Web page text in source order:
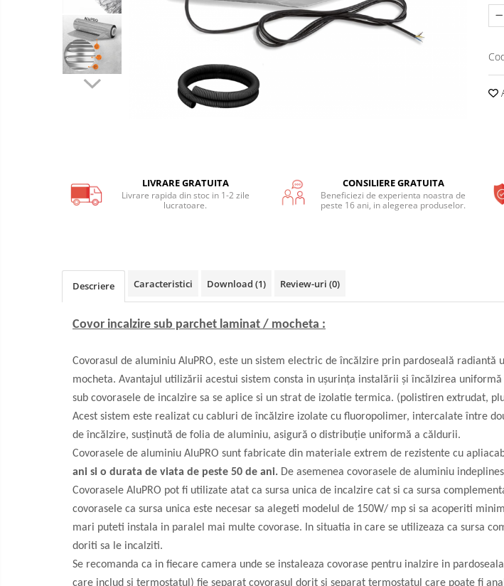
Covoras incalzire in pardoseala
lemn, parchet, mocheta
parchet, mocheta F-Mat 150W/m2
Kituri incalzire electrica in
pardoseala parchet F-Mat
Degivrare exterioara
exterior, alei, rampe 30W/ml
exterior 20W/ml
jgheaburi, burlane, acoperisuri
Degivrare tevi, conducte, kit anti-
LIVRARE GRATUITA
Livrare rapida din stoc in 1-2 zile
lucratoare.
CONSILIERE GRATUITA
Beneficiezi de experienta noastra de
peste 16 ani, in alegerea produselor.
Descriere Caracteristici Download (1) Review-uri (0)
Covor incalzire sub parchet laminat / mocheta :
Covorasul de aluminiu AluPRO, este un sistem electric de încălzire prin pardoseală
mocheta. Avantajul utilizării acestui sistem consta in ușurința instalării și încălzirea
sub covorasele de incalzire sa se aplice si un strat de izolatie termica. (polistiren extrudat,
Acest sistem este realizat cu cabluri de încălzire izolate cu fluoropolimer, intercalate între
de încălzire, susținută de folia de aluminiu, asigură o distribuție uniformă a căldurii.
Covorasele de aluminiu AluPRO sunt fabricate din materiale extrem de rezistente cu
ani si o durata de viata de peste 50 de ani. De asemenea covorasele de aluminiu
Covorasele AluPRO pot fi utilizate atat ca sursa unica de incalzire cat si ca sursa
covorasele ca sursa unica este necesar sa alegeti modelul de 150W/ mp si sa acoperiti
mari puteti instala in paralel mai multe covorase. In situatia in care se utilizeaza ca sursa
doriti sa le incalziti.
Se recomanda ca in fiecare camera unde se instaleaza covorase pentru inalzire in
care includ si termostatul) fie separat covorasul dorit si separat termostatul care poate fi